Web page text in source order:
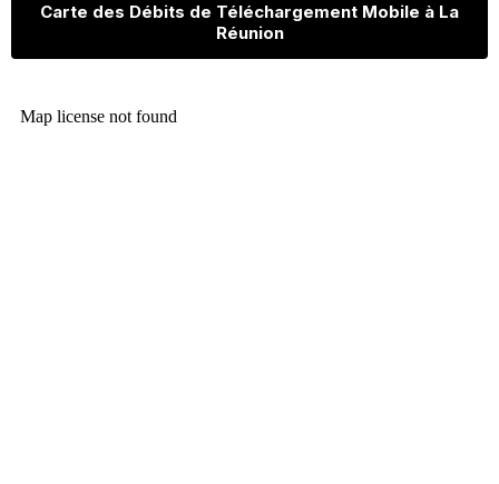
Carte des Débits de Téléchargement Mobile à La
Réunion